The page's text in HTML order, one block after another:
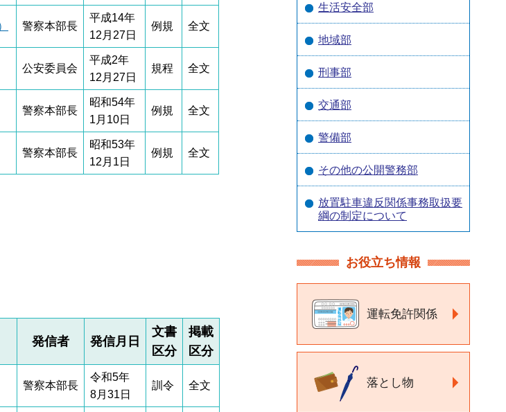
警察本部長
平成14年
12月27日
例規 全文
公安委員会
平成2年
12月27日
規程 全文
警察本部長
昭和54年
1月10日
例規 全文
警察本部長
昭和53年
12月1日
例規 全文
発信者 発信月日
文書
区分
掲載
区分
警察本部長
令和5年
8月31日
訓令 全文
生活安全部
地域部
刑事部
交通部
警備部
その他の公開警務部
放置駐車違反関係事務取扱要
綱の制定について
お役立ち情報
運転免許関係
落とし物